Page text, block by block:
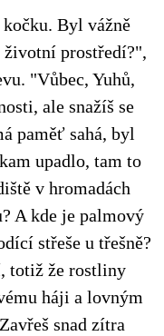
Byl vážně
životní prostředí?",
"Vůbec, Yuhů,
ale snažíš se
paměť sahá, byl
upadlo, tam to
v hromadách
A kde je palmový
střeše u třešně?
totiž že rostliny
háji a lovným
snad zítra